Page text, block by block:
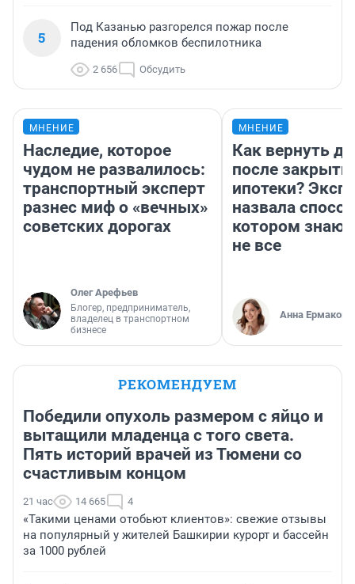
5
Под Казанью разгорелся пожар после
падения обломков беспилотника
2 656 Обсудить
МНЕНИЕ
Наследие, которое
чудом не развалилось:
транспортный эксперт
разнес миф о «вечных»
советских дорогах
Олег Арефьев
Блогер, предприниматель,
владелец в транспортном
бизнесе
МНЕНИЕ
Как вернуть
после
ипотеки?
назвала
котором
не все
Анна Ермакова
РЕКОМЕНДУЕМ
Победили опухоль размером с яйцо и
вытащили младенца с того света.
Пять историй врачей из Тюмени со
счастливым концом
21 час 14 665 4
«Такими ценами отобьют клиентов»: свежие отзывы
на популярный у жителей Башкирии курорт и бассейн
за 1000 рублей